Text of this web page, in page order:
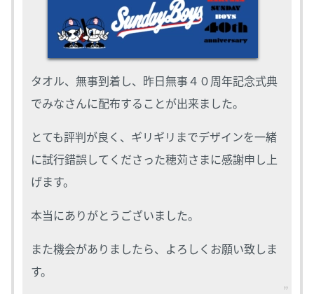
タオル、無事到着し、昨日無事４０周年記念式典
でみなさんに配布することが出来ました。
とても評判が良く、ギリギリまでデザインを一緒
に試行錯誤してくださった穂苅さまに感謝申し上
げます。
本当にありがとうございました。
また機会がありましたら、よろしくお願い致しま
す。